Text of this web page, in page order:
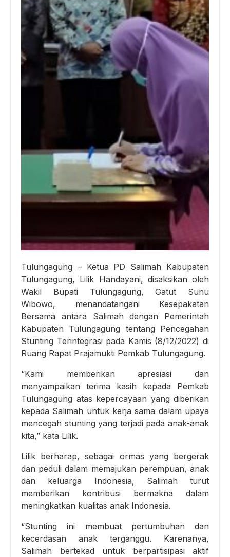
Tulungagung – Ketua PD Salimah Kabupaten
Tulungagung, Lilik Handayani, disaksikan oleh
Wakil Bupati Tulungagung, Gatut Sunu
Wibowo, menandatangani Kesepakatan
Bersama antara Salimah dengan Pemerintah
Kabupaten Tulungagung tentang Pencegahan
Stunting Terintegrasi pada Kamis (8/12/2022) di
Ruang Rapat Prajamukti Pemkab Tulungagung.
“Kami memberikan apresiasi dan
menyampaikan terima kasih kepada Pemkab
Tulungagung atas kepercayaan yang diberikan
kepada Salimah untuk kerja sama dalam upaya
mencegah stunting yang terjadi pada anak-anak
kita,” kata Lilik.
Lilik berharap, sebagai ormas yang bergerak
dan peduli dalam memajukan perempuan, anak
dan keluarga Indonesia, Salimah turut
memberikan kontribusi bermakna dalam
meningkatkan kualitas anak Indonesia.
“Stunting ini membuat pertumbuhan dan
kecerdasan anak terganggu. Karenanya,
Salimah bertekad untuk berpartisipasi aktif